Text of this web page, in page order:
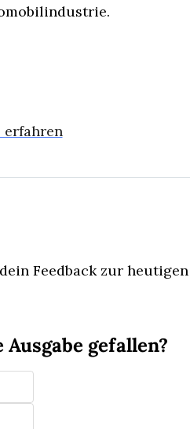
erfahren
Feedback zur heutigen
gefallen?